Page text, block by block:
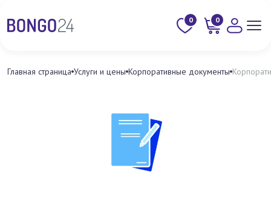
0 0
Главная страница Услуги и цены Корпоративные документы